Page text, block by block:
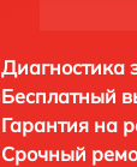
Диагностика
Бесплатный
Гарантия на
Срочный